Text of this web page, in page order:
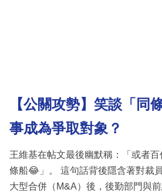
【公關攻勢】笑談「同
事成為爭取對象？
王維基在帖文最後幽默稱：「或者
條船😂」。 這句話背後隱含著對裁
大型合併（M&A）後，後勤部門與